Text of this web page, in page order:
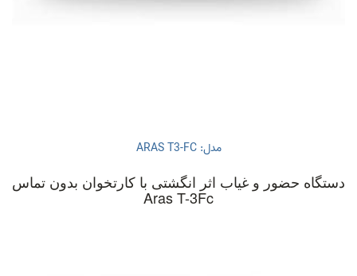
مدل: ARAS T3-FC
دستگاه حضور و غیاب اثر انگشتی با کارتخوان بدون تماس
Aras T-3Fc